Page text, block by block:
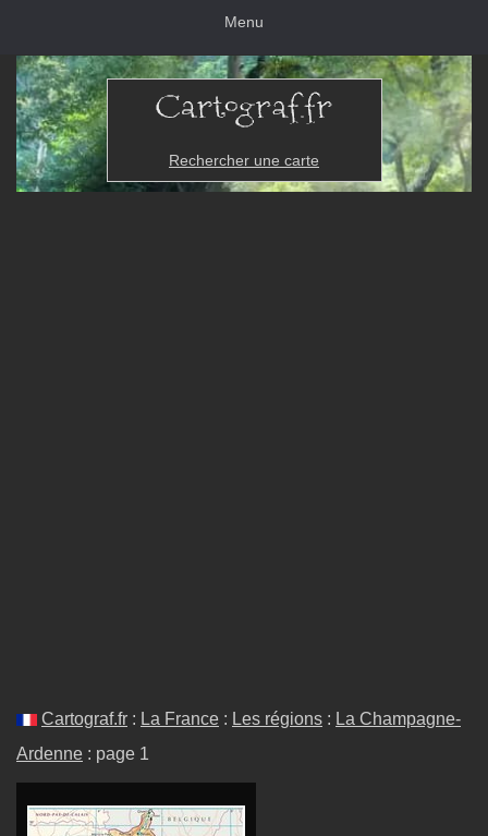
Menu
Rechercher une carte
Cartograf.fr : La France : Les régions : La Champagne-
Ardenne : page 1